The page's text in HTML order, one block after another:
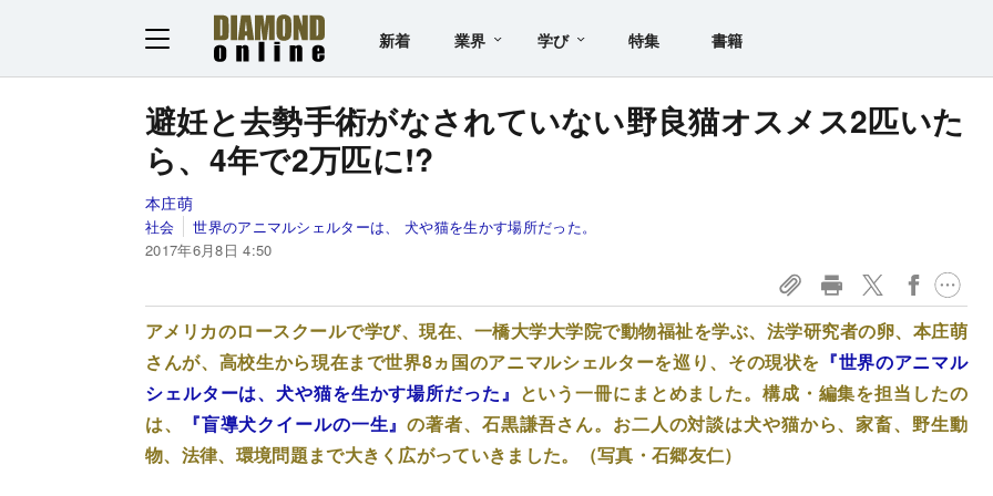
新着 業界 学び 特集 書籍
避妊と去勢手術がなされていない野良猫オスメス2匹いた
ら、4年で2万匹に!?
本庄萌
社会
世界のアニマルシェルターは、 犬や猫を生かす場所だった。
2017年6月8日 4:50
アメリカのロースクールで学び、現在、一橋大学大学院で動物福祉を学ぶ、法学研究者の卵、本庄萌
さんが、高校生から現在まで世界8ヵ国のアニマルシェルターを巡り、その現状を 『世界のアニマル
シェルターは、犬や猫を生かす場所だった』 という一冊にまとめました。構成・編集を担当したの
は、
『盲導犬クイールの一生』の著者、石黒謙吾さん。お二人の対談は犬や猫から、家畜、野生動
物、法律、環境問題まで大きく広がっていきました。（写真・石郷友仁）